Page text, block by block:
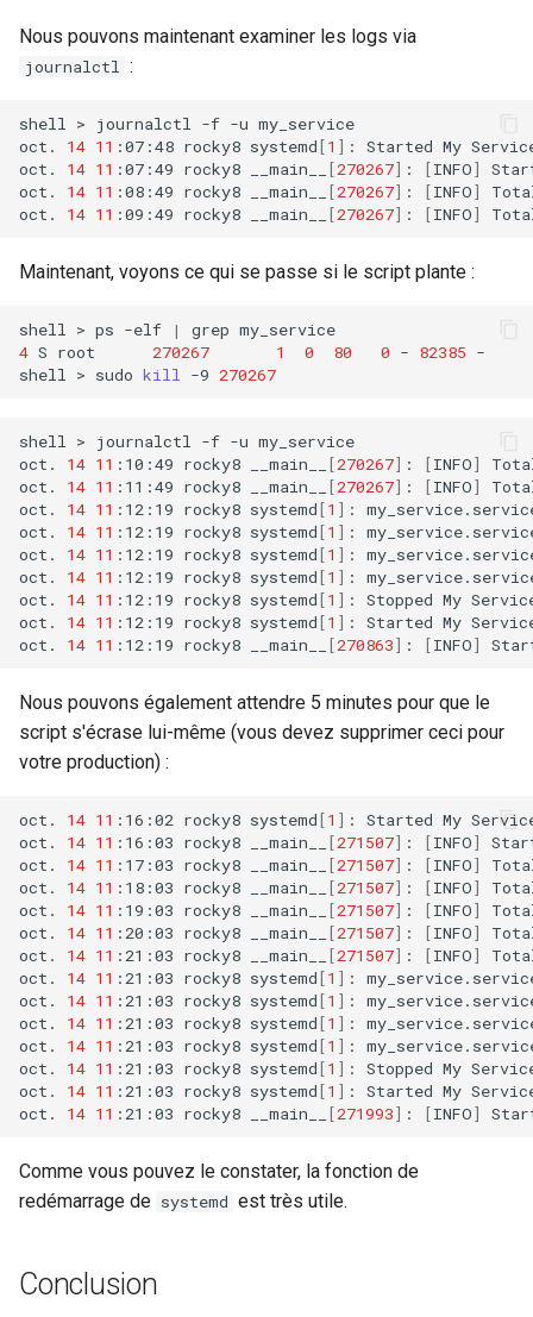
Nous pouvons maintenant examiner les logs via
journalctl :
shell > journalctl -f -u my_service
oct.
14 11 :07:48 rocky8 systemd[1 ] : Started My
oct.
14 11 :07:49 rocky8 __main__ [270267] : [INFO]
oct.
14 11 :08:49 rocky8 __main__ [270267] : [INFO]
oct.
14 11 :09:49 rocky8 __main__ [270267] : [INFO]
Maintenant, voyons ce qui se passe si le script plante :
shell > ps -elf | grep
4 S root 270267 1 0 80 0 - 82385 -
shell
> sudo kill -9 270267
shell > journalctl -f -u my_service
oct.
14 11 :10:49 rocky8 __main__ [270267] : [INFO]
oct.
14 11 :11:49 rocky8 __main__ [270267] : [INFO]
oct.
14 11 :12:19 rocky8 systemd[1 ] :
oct.
14 11 :12:19 rocky8 systemd[1 ] :
oct.
14 11 :12:19 rocky8 systemd[1 ] :
oct.
14 11 :12:19 rocky8 systemd[1 ] :
oct.
14 11 :12:19 rocky8 systemd[1 ] : Stopped My
oct.
14 11 :12:19 rocky8 systemd[1 ] : Started My
oct.
14 11 :12:19 rocky8 __main__ [270863] : [INFO]
Nous pouvons également attendre 5 minutes pour que le
script s'écrase lui-même (vous devez supprimer ceci pour
votre production) :
oct. 14 11 :16:02 rocky8 systemd[1 ] : Started My
oct.
14 11 :16:03 rocky8 __main__ [271507] : [INFO]
oct.
14 11 :17:03 rocky8 __main__ [271507] : [INFO]
oct.
14 11 :18:03 rocky8 __main__ [271507] : [INFO]
oct.
14 11 :19:03 rocky8 __main__ [271507] : [INFO]
oct.
14 11 :20:03 rocky8 __main__ [271507] : [INFO]
oct.
14 11 :21:03 rocky8 __main__ [271507] : [INFO]
oct.
14 11 :21:03 rocky8 systemd[1 ] :
oct.
14 11 :21:03 rocky8 systemd[1 ] :
oct.
14 11 :21:03 rocky8 systemd[1 ] :
oct.
14 11 :21:03 rocky8 systemd[1 ] :
oct.
14 11 :21:03 rocky8 systemd[1 ] : Stopped My
oct.
14 11 :21:03 rocky8 systemd[1 ] : Started My
oct.
14 11 :21:03 rocky8 __main__ [271993] : [INFO]
Comme vous pouvez le constater, la fonction de
redémarrage de systemd est très utile.
Conclusion